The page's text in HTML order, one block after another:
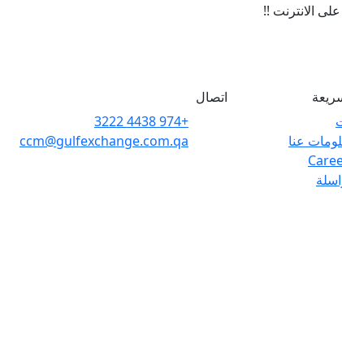
الانترنت !!
عنا
اتصال
+974 4438 3222
ccm@gulfexchange.com.qa